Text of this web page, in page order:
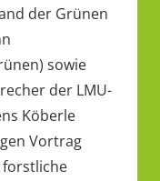
der Grünen
sowie
der LMU-
Köberle
Vortrag
forstliche